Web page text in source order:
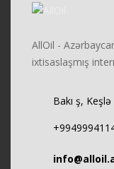
AllOil -
ixtisaslaşmış
Bakı ş,